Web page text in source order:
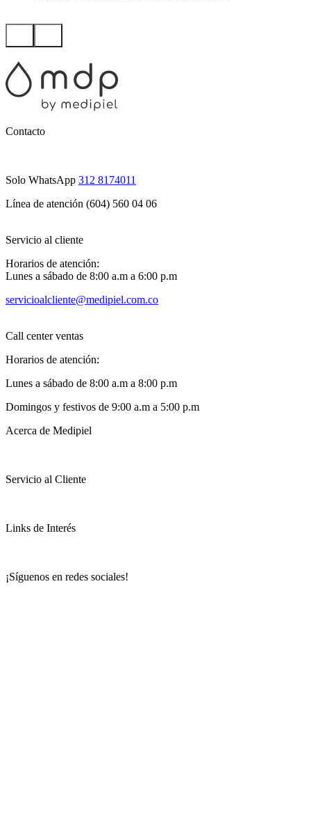
Contacto
Solo WhatsApp 312 8174011
Línea de atención (604) 560 04 06
Servicio al cliente
Horarios de atención:
Lunes a sábado de 8:00 a.m a 6:00 p.m
servicioalcliente@medipiel.com.co
Call center ventas
Horarios de atención:
Lunes a sábado de 8:00 a.m a 8:00 p.m
Domingos y festivos de 9:00 a.m a 5:00 p.m
Acerca de Medipiel
Servicio al Cliente
Links de Interés
¡Síguenos en redes sociales!